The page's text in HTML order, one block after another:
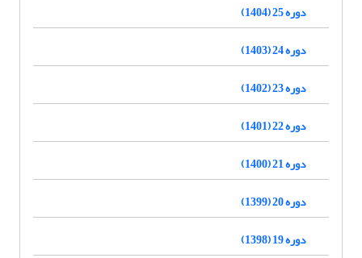
دوره 25 (1404)
دوره 24 (1403)
دوره 23 (1402)
دوره 22 (1401)
دوره 21 (1400)
دوره 20 (1399)
دوره 19 (1398)